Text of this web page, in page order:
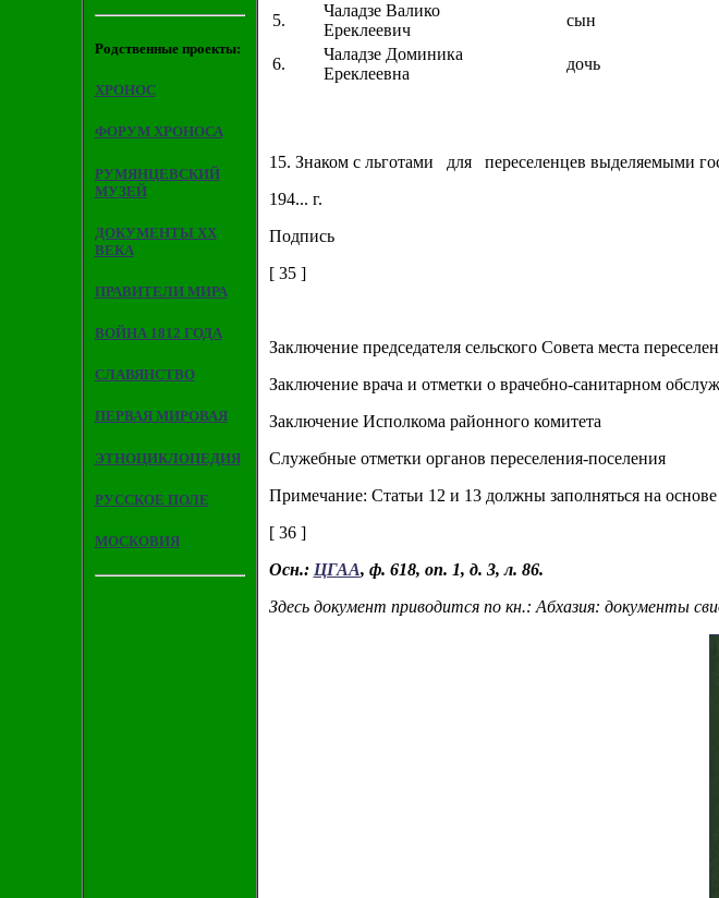
Родственные проекты:
ХРОНОС
ФОРУМ ХРОНОСА
РУМЯНЦЕВСКИЙ
МУЗЕЙ
ДОКУМЕНТЫ XX
ВЕКА
ПРАВИТЕЛИ МИРА
ВОЙНА 1812 ГОДА
СЛАВЯНСТВО
ПЕРВАЯ МИРОВАЯ
ЭТНОЦИКЛОПЕДИЯ
РУССКОЕ ПОЛЕ
МОСКОВИЯ
5.
Чаладзе Валико
Ереклеевич
сын
6.
Чаладзе Доминика
Ереклеевна
дочь
15. Знаком с льготами для переселенцев выделяемыми
194... г.
Подпись
[ 35 ]
Заключение председателя сельского Совета места
Заключение врача и отметки о врачебно-санитарном
Заключение Исполкома районного комитета
Служебные отметки органов переселения-поселения
Примечание: Статьи 12 и 13 должны заполняться на
[ 36 ]
Осн.: ЦГАА, ф. 618, оп. 1, д. 3, л. 86.
Здесь документ приводится по кн.: Абхазия: документы